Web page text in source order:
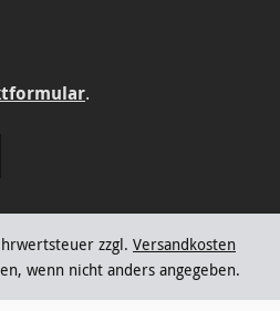
.
zzgl. Versandkosten
wenn nicht anders angegeben.